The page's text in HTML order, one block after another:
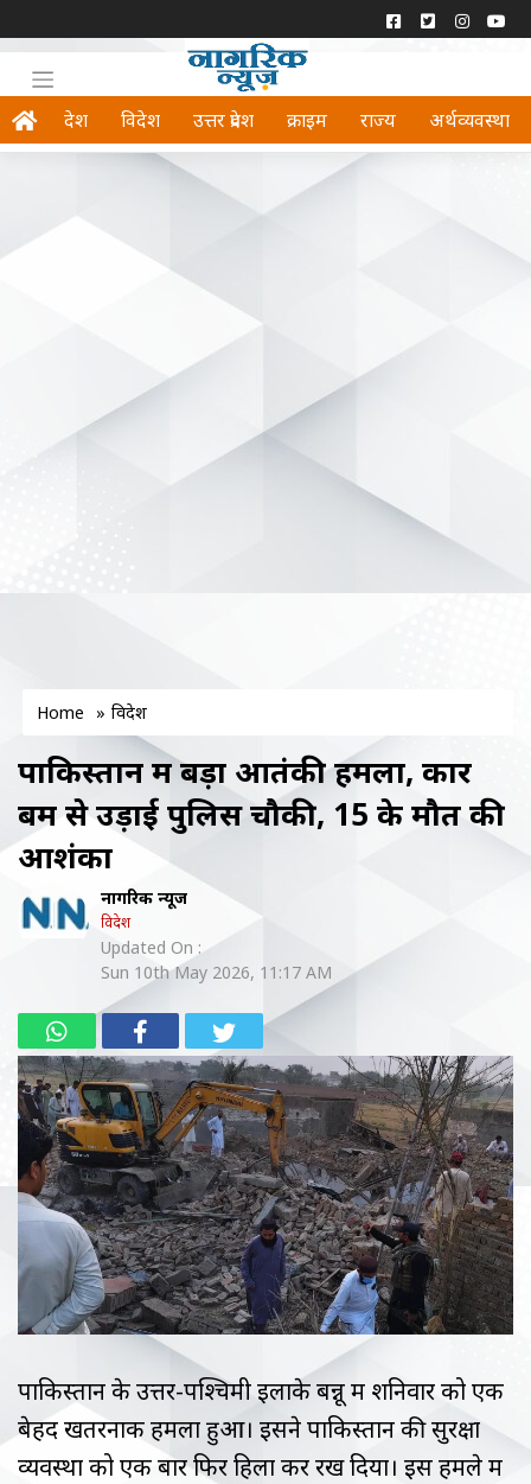
देश विदेश उत्तर प्रदेश क्राइम राज्य अर्थव्यवस्था
Home » विदेश
पाकिस्तान में बड़ा आतंकी हमला, कार
बम से उड़ाई पुलिस चौकी, 15 के मौत की
आशंका
नागरिक न्यूज
विदेश
Updated On :
Sun 10th May 2026, 11:17 AM
पाकिस्तान के उत्तर-पश्चिमी इलाके बन्नू में शनिवार को एक
बेहद खतरनाक हमला हुआ। इसने पाकिस्तान की सुरक्षा
व्यवस्था को एक बार फिर हिला कर रख दिया। इस हमले में